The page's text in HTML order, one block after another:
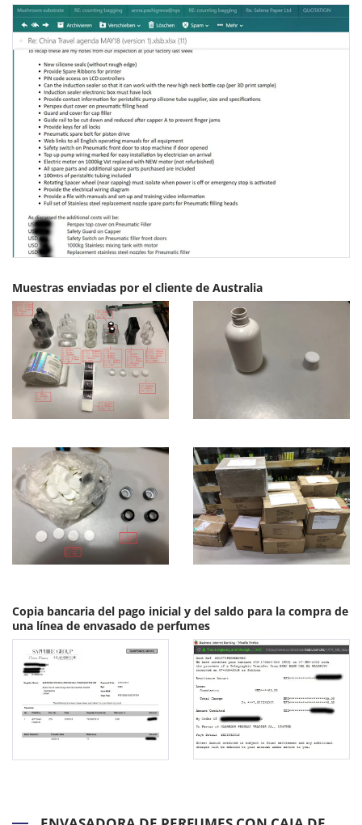
Muestras enviadas por el cliente de Australia
Copia bancaria del pago inicial y del saldo para la compra de
una línea de envasado de perfumes